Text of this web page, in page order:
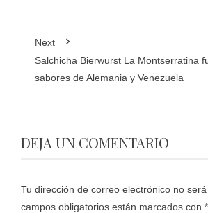
Next
Salchicha Bierwurst La Montserratina
sabores de Alemania y Venezuela
DEJA UN COMENTARIO
Tu dirección de correo electrónico no será
campos obligatorios están marcados con *